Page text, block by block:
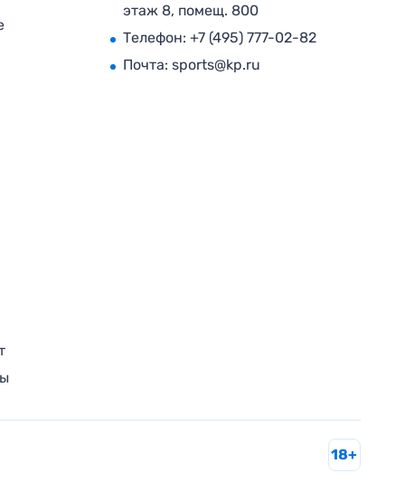
этаж 8, помещ. 800
Телефон: +7 (495) 777-02-82
Почта: sports@kp.ru
18+